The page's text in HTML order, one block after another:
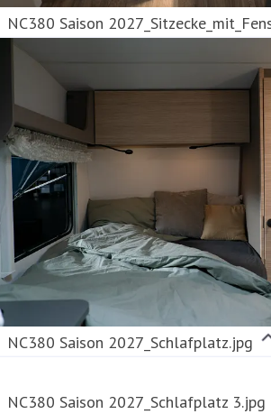
NC380 Saison
NC380 Saison 2027_Schlafplatz.jpg
NC380 Saison 2027_Schlafplatz 3.jpg